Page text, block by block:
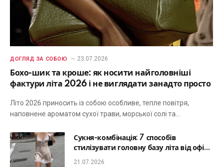
ДОГЛЯД ЗА СОБОЮ 23.07.2026
Бохо-шик та кроше: як носити найголовніші
фактури літа 2026 і не виглядати занадто просто
Літо 2026 приносить із собою особливе, тепле повітря,
наповнене ароматом сухої трави, морської солі та…
Сукня-комбінація: 7 способів
стилізувати головну базу літа від офісу
до романтичної вечері
21.07.2026